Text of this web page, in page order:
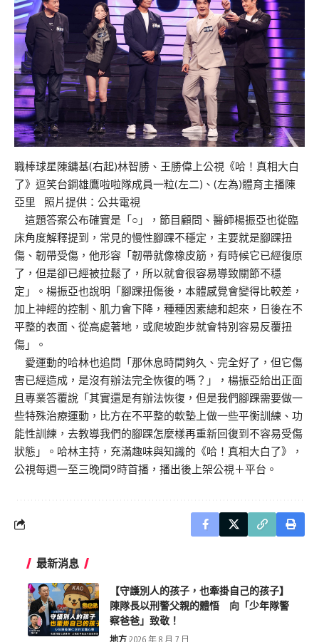
職棒球星陳鏞基(右起)林智勝、王勝偉上公視《哈！真相大白
了》逗笑台鋼雄鷹啦啦隊成員一粒(左二)、(左為)體育主播陳
亞里 照片提供：公共電視
這題答案公布確實是「○」，節目顧問、醫師楊振亞也從臨
床角度解釋提到，常見的慢性腳踝不穩定，主要就是腳踝扭
傷、韌帶受傷，他形容「韌帶就像橡皮筋，有時候它已經復原
了，但是卻已經被拉鬆了，所以就會很容易導致關節不穩
定」。楊振亞也說明「腳踝扭傷後，本體感覺會變得比較差，
加上神經的控制、肌力會下降，種種因素總和起來，日後在不
平整的表面、從高處著地，或爬坡跑步就會特別容易反覆扭
傷」。
愛運動的哈林也追問「那休息時間夠久、完全好了，但它傷
害已經造成，是沒有辦法完全恢復的嗎？」，楊振亞給出正面
且專業答覆說「其實還是有辦法恢復，但是我們腳踝需要做一
些特殊治療運動，比方在不平整的軟墊上做一些平衡訓練、功
能性訓練，去教導我們的腳踝怎麼樣再重新回復到不容易受傷
狀態」。哈林主持，充滿趣味與知識的《哈！真相大白了》，
公視每週一至三晚間9時首播，播出後上架公視＋平台。
最新消息
【守護別人的孩子，也牽掛自己的孩子】
陳隊長以刑警父親的體悟 向「少年隊警
察爸爸」致敬！
地方 2026 年 8 月 7 日